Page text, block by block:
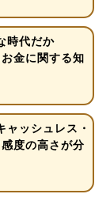
時代だか
金に関する知
ッシュレス・
度の高さが分